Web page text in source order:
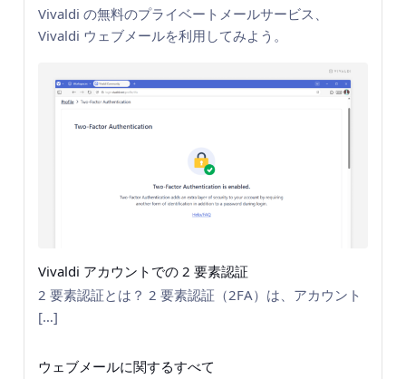
Vivaldi の無料のプライベートメールサービス、
Vivaldi ウェブメールを利用してみよう。
Vivaldi アカウントでの 2 要素認証
2 要素認証とは？ 2 要素認証（2FA）は、アカウント
[…]
ウェブメールに関するすべて